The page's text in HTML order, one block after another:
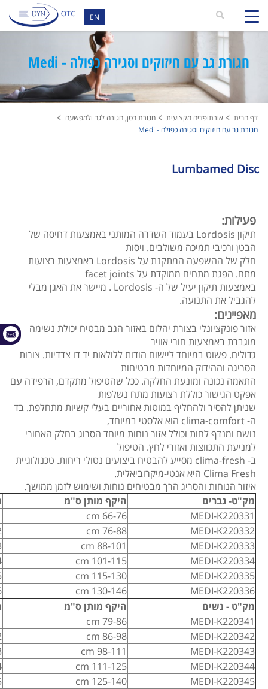
EN
חגורת גב עם חיזוקים וסגירה כפולה - Medi
דף הבית אורתופדיה מקצועית
חגורת בטן, חגורה לגב ולמפשעה
חגורת גב עם חיזוקים וסגירה כפולה - Medi
Lumbamed Disc
פעילות:
תיקון Lordosis בעמוד השדרה המותני באמצעות דחיסה של
הבטן ורכיבי תמיכה משולבים. ויסות
חלק של ההשפעה המתקנת על Lordosis באמצעות רצועות
מתח. הפגת מתחים ממוקדת על facet joints
באמצעות תיקון יעיל של ה- Lordosis . מיישר את האגן מבלי
להגביל את התנועה.
מאפיינים:
אזור פונקציונלי בצורת יהלום באזור הגב מבטיח יכולת נשימה
מוגברת באמצעות חורי אוויר
גדולים. פשוט במיוחד ליישום הודות ללולאות יד דו צדדיות. צורות
הסריגה וההידוק המיוחדות מבטיחות
התאמה נכונה ומונעת החלקה. ככל שהטיפול מתקדם, הרפידה עם
אפקט הגישור כוללת רצועות מתח נשלפות
שניתן להסיר ולהחליף במוטות אחוריים בעלי קשיות מתחלפת. בד
ה- clima-comfort הוא אלסטי במיוחד,
נושם ומנדף לחות וכולל אזור נוחות מיוחד הסרוג בחלק האחורי
למניעת התכווצות ואזורי לחץ. הטיפול
ב- clima-fresh מסייע להבטיח ביצועים נטולי ריחות. טכנולוגיית
Clima Fresh היא אנטי-מיקרוביאלית.
איזור הנוחות והסריג הרך מבטיחים נוחות ושימוש לזמן ממושך.
מק"ט- גברים
היקף מותן ס"מ
MEDI-K220331
66-76 cm
MEDI-K220332
76-88 cm
MEDI-K220333
88-101 cm
MEDI-K220334
101-115 cm
MEDI-K220335
115-130 cm
MEDI-K220336
130-146 cm
מק"ט - נשים
היקף מותן ס"מ
MEDI-K220341
79-86 cm
MEDI-K220342
86-98 cm
MEDI-K220343
98-111 cm
MEDI-K220344
111-125 cm
MEDI-K220345
125-140 cm